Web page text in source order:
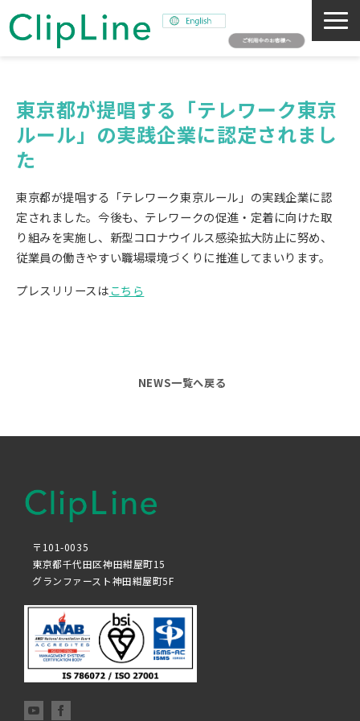
事業紹介
ミッション
採用情報
SNAPSHOT
東京都が提唱する「テレワーク東京
ルール」の実践企業に認定されまし
た
東京都が提唱する「テレワーク東京ルール」の実践企業に認
定されました。今後も、テレワークの促進・定着に向けた取
り組みを実施し、新型コロナウイルス感染拡大防止に努め、
従業員の働きやすい職場環境づくりに推進してまいります。
プレスリリースはこちら
NEWS一覧へ戻る
〒101-0035
東京都千代田区神田紺屋町15
グランファースト神田紺屋町5F